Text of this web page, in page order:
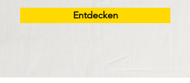
Entdecken